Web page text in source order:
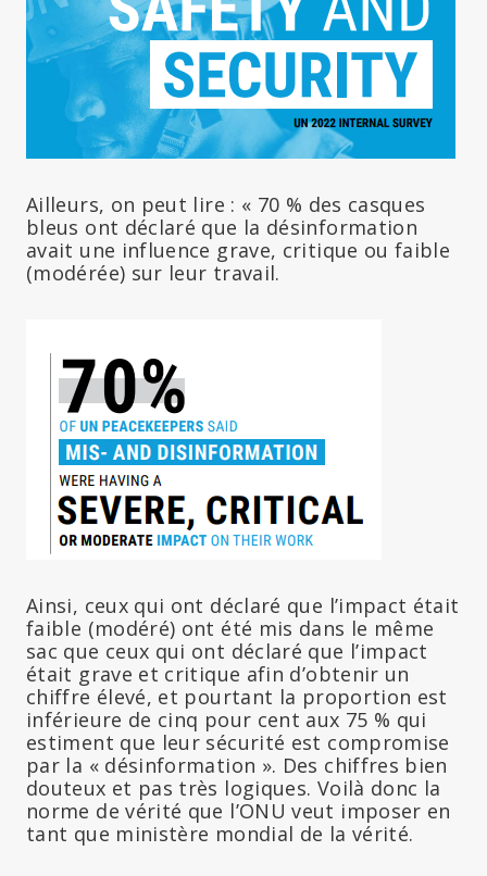
Ailleurs, on peut lire : « 70 % des casques
bleus ont déclaré que la désinformation
avait une influence grave, critique ou faible
(modérée) sur leur travail.
Ainsi, ceux qui ont déclaré que l’impact était
faible (modéré) ont été mis dans le même
sac que ceux qui ont déclaré que l’impact
était grave et critique afin d’obtenir un
chiffre élevé, et pourtant la proportion est
inférieure de cinq pour cent aux 75 % qui
estiment que leur sécurité est compromise
par la « désinformation ». Des chiffres bien
douteux et pas très logiques. Voilà donc la
norme de vérité que l’ONU veut imposer en
tant que ministère mondial de la vérité.